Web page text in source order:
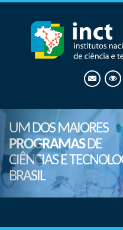
UM DOS MAIORES
PROGRAMASDE
CIÊNCIAS E
BRASIL